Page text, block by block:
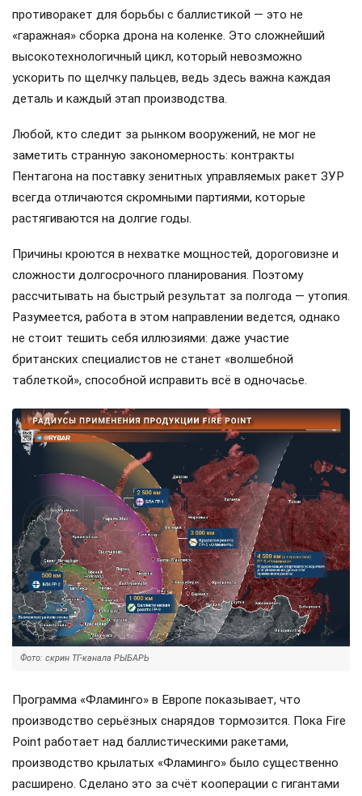
противоракет для борьбы с баллистикой — это не
«гаражная» сборка дрона на коленке. Это сложнейший
высокотехнологичный цикл, который невозможно
ускорить по щелчку пальцев, ведь здесь важна каждая
деталь и каждый этап производства.
Любой, кто следит за рынком вооружений, не мог не
заметить странную закономерность: контракты
Пентагона на поставку зенитных управляемых ракет ЗУР
всегда отличаются скромными партиями, которые
растягиваются на долгие годы.
Причины кроются в нехватке мощностей, дороговизне и
сложности долгосрочного планирования. Поэтому
рассчитывать на быстрый результат за полгода — утопия.
Разумеется, работа в этом направлении ведется, однако
не стоит тешить себя иллюзиями: даже участие
британских специалистов не станет «волшебной
таблеткой», способной исправить всё в одночасье.
Фото: скрин ТГ-канала РЫБАРЬ
Программа «Фламинго» в Европе показывает, что
производство серьёзных снарядов тормозится. Пока Fire
Point работает над баллистическими ракетами,
производство крылатых «Фламинго» было существенно
расширено. Сделано это за счёт кооперации с гигантами